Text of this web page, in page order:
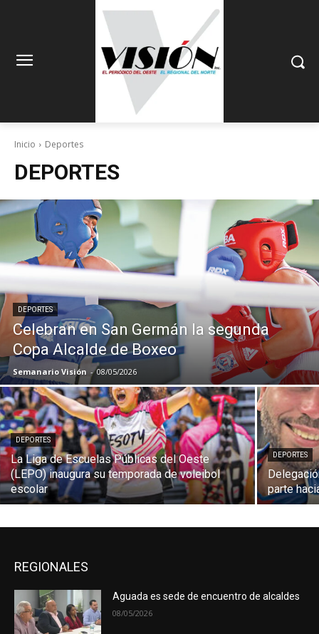
Inicio Deportes
DEPORTES
DEPORTES
Celebran en San Germán la segunda
Copa Alcalde de Boxeo
Semanario Visión - 08/05/2026
DEPORTES
La Liga de Escuelas Públicas del Oeste
(LEPO) inaugura su temporada de voleibol
escolar
DEPORTES
parte
REGIONALES
Aguada es sede de encuentro de alcaldes
08/05/2026